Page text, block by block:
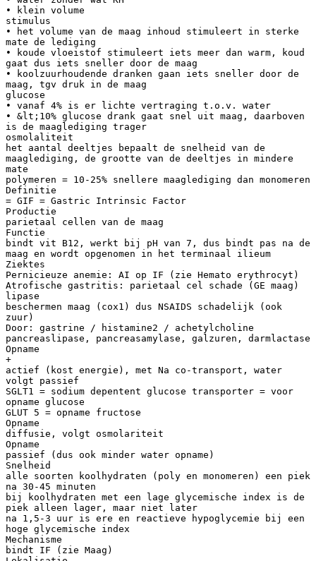
• klein volume
stimulus
• het volume van de maag inhoud stimuleert in sterke
mate de lediging
• koude vloeistof stimuleert iets meer dan warm, koud
gaat dus iets sneller door de maag
• koolzuurhoudende dranken gaan iets sneller door de
maag, tgv druk in de maag
glucose
• vanaf 4% is er lichte vertraging t.o.v. water
• &lt;10% glucose drank gaat snel uit maag, daarboven
is de maaglediging trager
osmolaliteit
het aantal deeltjes bepaalt de snelheid van de
maaglediging, de grootte van de deeltjes in mindere
mate
polymeren = 10-25% snellere maaglediging dan monomeren
Definitie
= GIF = Gastric Intrinsic Factor
Productie
parietaal cellen van de maag
Functie
bindt vit B12, werkt bij pH van 7, dus bindt pas na de
maag en wordt opgenomen in het terminaal ilieum
Ziektes
Pernicieuze anemie: AI op IF (zie Hemato erythrocyt)
Atrofische gastritis: parietaal cel schade (GE maag)
lipase
beschermen maag (cox1) dus NSAIDS schadelijk (ook
zuur)
Door: gastrine / histamine2 / achetylcholine
pancreaslipase, pancreasamylase, galzuren, darmlactase
Opname
+
actief (kost energie), met Na co-transport, water
volgt passief
SGLT1 = sodium depentent glucose transporter = voor
opname glucose
GLUT 5 = opname fructose
Opname
diffusie, volgt osmolariteit
Opname
passief (dus ook minder water opname)
Snelheid
alle soorten koolhydraten (poly en monomeren) een piek
na 30-45 minuten
bij koolhydraten met een lage glycemische index is de
piek alleen lager, maar niet later
na 1,5-3 uur is ere en reactieve hypoglycemie bij een
hoge glycemische index
Mechanisme
bindt IF (zie Maag)